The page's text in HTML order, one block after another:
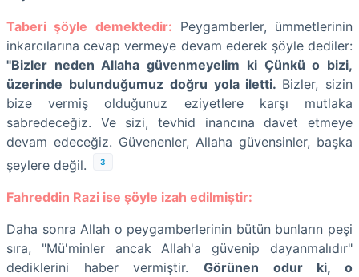
Taberi şöyle demektedir: Peygamberler, ümmetlerinin
inkarcılarına cevap vermeye devam ederek şöyle dediler:
"Bizler neden Allaha güvenmeyelim ki Çünkü o bizi,
üzerinde bulunduğumuz doğru yola iletti. Bizler, sizin
bize vermiş olduğunuz eziyetlere karşı mutlaka
sabredeceğiz. Ve sizi, tevhid inancına davet etmeye
devam edeceğiz. Güvenenler, Allaha güvensinler, başka
şeylere değil.
3
Fahreddin Razi ise şöyle izah edilmiştir:
Daha sonra Allah o peygamberlerinin bütün bunların peşi
sıra, "Mü'minler ancak Allah'a güvenip dayanmalıdır"
dediklerini haber vermiştir. Görünen odur ki, o